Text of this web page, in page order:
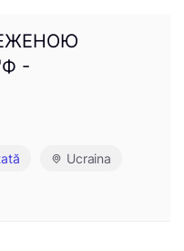
-
Ucraina